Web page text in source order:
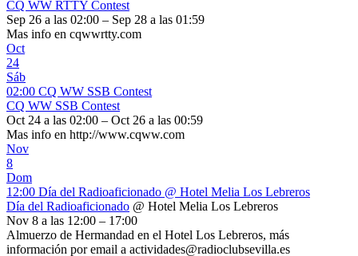
CQ WW RTTY Contest
Sep 26 a las 02:00 – Sep 28 a las 01:59
Mas info en cqwwrtty.com
Oct
24
Sáb
02:00 CQ WW SSB Contest
CQ WW SSB Contest
Oct 24 a las 02:00 – Oct 26 a las 00:59
Mas info en http://www.cqww.com
Nov
8
Dom
12:00 Día del Radioaficionado @ Hotel Melia Los Lebreros
Día del Radioaficionado @ Hotel Melia Los Lebreros
Nov 8 a las 12:00 – 17:00
Almuerzo de Hermandad en el Hotel Los Lebreros, más
información por email a actividades@radioclubsevilla.es